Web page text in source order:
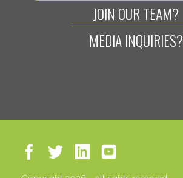
JOIN OUR TEAM?
MEDIA INQUIRIES?